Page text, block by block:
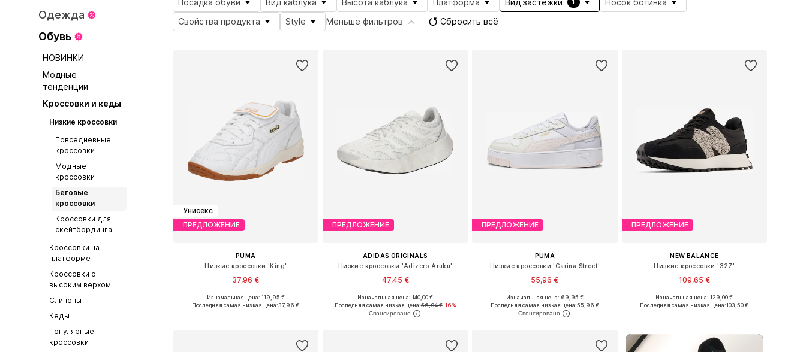
Одежда
Обувь
НОВИНКИ
Модные
тенденции
Кроссовки и кеды
Низкие кроссовки
Повседневные
кроссовки
Модные
кроссовки
Беговые
кроссовки
Кроссовки для
скейтбординга
Кроссовки на
платформе
Кроссовки с
высоким верхом
Слипоны
Кеды
Популярные
кроссовки
1
Свойства продукта
Style Меньше фильтров Сбросить всё
Унисекс
ПРЕДЛОЖЕНИЕ
PUMA
Низкие кроссовки 'King'
37,96 €
Доступно множество размеров
Изначальная цена: 119,95 €
Последняя самая низкая цена:37,96 €
ПРЕДЛОЖЕНИЕ
ADIDAS ORIGINALS
Низкие кроссовки 'Adizero Aruku'
47,45 €
Доступно множество размеров
Добавить в корзину
Изначальная цена: 140,00 €
Последняя самая низкая цена:56,94 €-16%
ПРЕДЛОЖЕНИЕ
PUMA
Низкие кроссовки 'Carina Street'
55,96 €
+1
Доступно множество размеров
Добавить в корзину
Изначальная цена: 69,95 €
Последняя самая низкая цена:55,96 €
ПРЕДЛОЖЕНИЕ
NEW BALANCE
Низкие кроссовки '327'
109,65 €
Доступно множество размеров
Изначальная цена: 129,00 €
Последняя самая низкая цена:103,50 €